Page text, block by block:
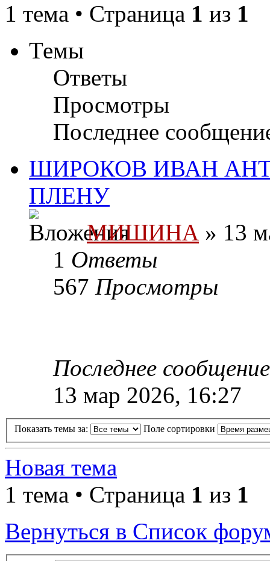
1 тема • Страница 1 из 1
Темы
Ответы
Просмотры
Последнее
ШИРОКОВ ИВАН
ПЛЕНУ
МИШИНА » 13
1 Ответы
567 Просмотры
Последнее
13 мар 2026, 16:27
Показать темы за: Поле сортировки
Новая тема
1 тема • Страница 1 из 1
Вернуться в Список